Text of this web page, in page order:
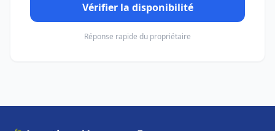
Vérifier la disponibilité
Réponse rapide du propriétaire